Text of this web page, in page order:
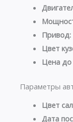
Привод:
Цвет
Цена
Параметры
Цвет
Дата